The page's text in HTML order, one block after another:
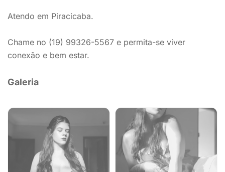
Atendo em Piracicaba.
Chame no (19) 99326-5567 e permita-se viver
conexão e bem estar.
Galeria